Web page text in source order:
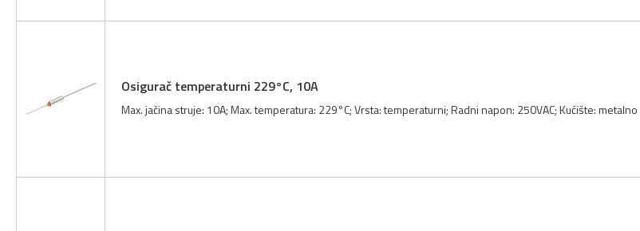
Osigurač temperaturni 229°C, 10A
Max. jačina struje: 10A; Max. temperatura: 229°C; Vrsta: temperaturni; Radni napon: 250VAC; Kućište: metalno